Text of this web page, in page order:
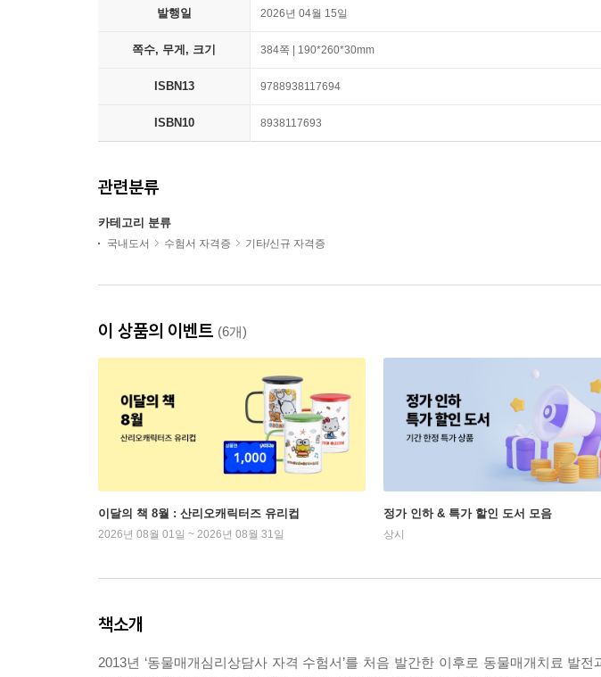
발행일 2026년 04월 15일
쪽수, 무게, 크기 384쪽 | 190*260*30mm
ISBN13 9788938117694
ISBN10 8938117693
관련분류
카테고리 분류
국내도서 수험서 자격증 기타/신규 자격증
이 상품의 이벤트 (6개)
이달의 책 8월 : 산리오캐릭터즈 유리컵
2026년 08월 01일 ~ 2026년 08월 31일
정가 인하 & 특가 할인 도서 모음
상시
책소개
2013년 ‘동물매개심리상담사 자격 수험서’를 처음 발간한 이후로 동물매개치료 발